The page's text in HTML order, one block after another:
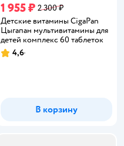
1 955 ₽ 2 300 ₽
Детские витамины CigaPan
Цыгапан мультивитамины для
детей комплекс 60 таблеток
Рейтинг:
4,6
В корзину